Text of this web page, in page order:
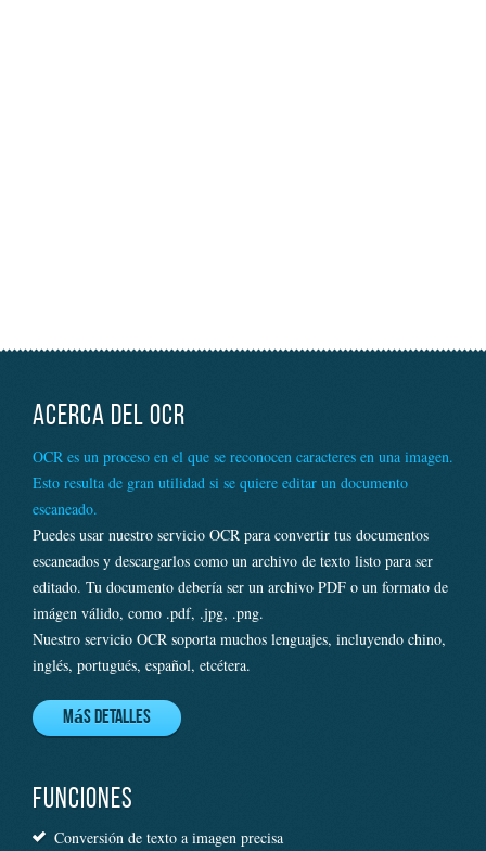
ACERCA DEL OCR
OCR es un proceso en el que se reconocen caracteres en una imagen.
Esto resulta de gran utilidad si se quiere editar un documento
escaneado.
Puedes usar nuestro servicio OCR para convertir tus documentos
escaneados y descargarlos como un archivo de texto listo para ser
editado. Tu documento debería ser un archivo PDF o un formato de
imágen válido, como .pdf, .jpg, .png.
Nuestro servicio OCR soporta muchos lenguajes, incluyendo chino,
inglés, portugués, español, etcétera.
Más detalles
FUNCIONES
Conversión de texto a imagen precisa